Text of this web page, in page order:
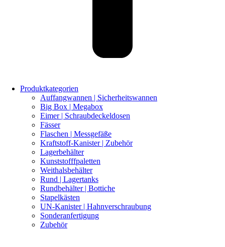
Produktkategorien
Auffangwannen | Sicherheitswannen
Big Box | Megabox
Eimer | Schraubdeckeldosen
Fässer
Flaschen | Messgefäße
Kraftstoff-Kanister | Zubehör
Lagerbehälter
Kunststofffpaletten
Weithalsbehälter
Rund | Lagertanks
Rundbehälter | Bottiche
Stapelkästen
UN-Kanister | Hahnverschraubung
Sonderanfertigung
Zubehör